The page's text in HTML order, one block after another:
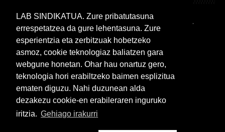
BIZILAN.EUS
TIENDA
INTRANET 🔑
Euskera Castellano
www.lab.eus
LAB SINDIKATUA. Zure pribatutasuna
errespetatzea da gure lehentasuna. Zure
esperientzia eta zerbitzuak hobetzeko
asmoz, cookie teknologiaz baliatzen gara
webgune honetan. Ohar hau onartuz gero,
teknologia hori erabiltzeko baimen esplizitua
ematen diguzu. Nahi duzunean alda
dezakezu cookie-en erabileraren inguruko
iritzia. Gehiago irakurri